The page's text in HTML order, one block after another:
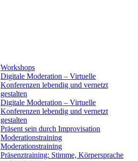
Workshops
Digitale Moderation – Virtuelle
Konferenzen lebendig und vernetzt
gestalten
Digitale Moderation – Virtuelle
Konferenzen lebendig und vernetzt
gestalten
Präsent sein durch Improvisation
Moderationstraining
Moderationstraining
Präsenztraining: Stimme, Körpersprache